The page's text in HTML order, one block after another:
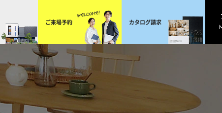
ご来場予約 カタログ請求